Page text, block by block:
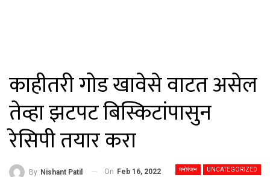
काहीतरी गोड खावेसे वाटत असेल
तेव्हा झटपट बिस्किटांपासुन
रेसिपी तयार करा
मनोरंजन UNCATEGORIZED
By Nishant Patil On Feb 16, 2022